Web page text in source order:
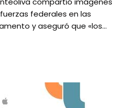
federales en las
y aseguró que «los…